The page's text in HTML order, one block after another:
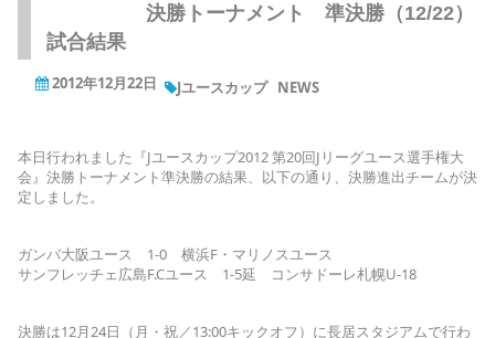
決勝トーナメント 準決勝（12/22）
試合結果
2012年12月22日 Jユースカップ NEWS
本日行われました『Jユースカップ2012 第20回Jリーグユース選手権大
会』決勝トーナメント準決勝の結果、以下の通り、決勝進出チームが決
定しました。
ガンバ大阪ユース 1-0 横浜F・マリノスユース
サンフレッチェ広島F.Cユース 1-5延 コンサドーレ札幌U-18
決勝は12月24日（月・祝／13:00キックオフ）に長居スタジアムで行わ